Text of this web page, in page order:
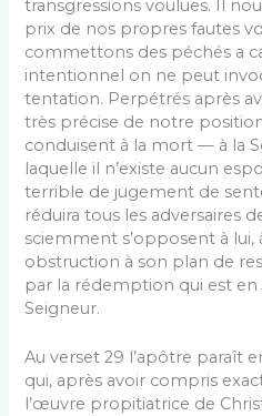
transgres­sions voulues. Il
prix de nos propres fautes
commettons des péchés a
intentionnel on ne peut
tentation. Perpétrés après
très précise de notre
conduisent à la mort — à la
laquelle il n’existe aucun
ter­rible de jugement de
réduira tous les adversaires
sciemment s’op­posent à lui,
obstruction à son plan de
par la rédemption qui est en
Seigneur.
Au verset 29 l’apôtre paraît
qui, après avoir compris
l’œuvre propitiatrice de